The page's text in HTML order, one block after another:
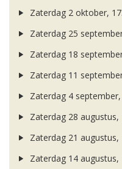
Zaterdag 2 oktober,
Zaterdag 25
Zaterdag 18
Zaterdag 11
Zaterdag 4
Zaterdag 28 augustus,
Zaterdag 21 augustus,
Zaterdag 14 augustus,